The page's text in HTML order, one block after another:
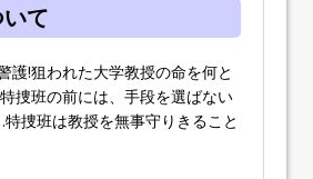
て
護!狙われた大学教授の命を何と
捜班の前には、手段を選ばない
捜班は教授を無事守りきること